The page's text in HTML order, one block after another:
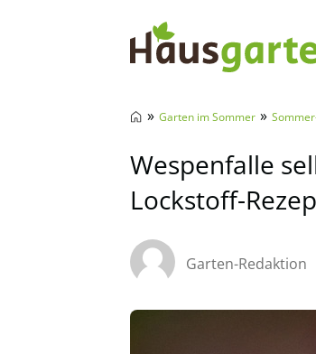
» Garten im Sommer »
Wespenfalle
Lockstoff-
Garten-Redaktion